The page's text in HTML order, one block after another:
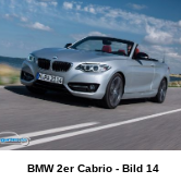
BMW 2er Cabrio - Bild 14